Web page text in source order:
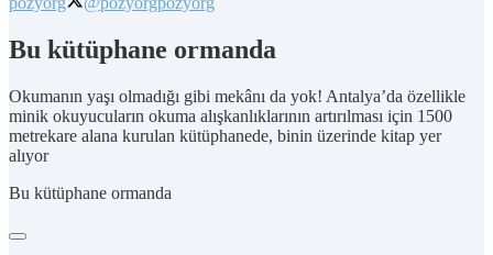
Bu kütüphane ormanda
Okumanın yaşı olmadığı gibi mekânı da yok! Antalya’da özellikle
minik okuyucuların okuma alışkanlıklarının artırılması için 1500
metrekare alana kurulan kütüphanede, binin üzerinde kitap yer
alıyor
Bu kütüphane ormanda